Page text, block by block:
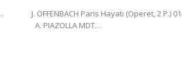
J. OFFENBACH Paris Hayatı (Operet, 2 P.)
A. PIAZOLLA MDT…